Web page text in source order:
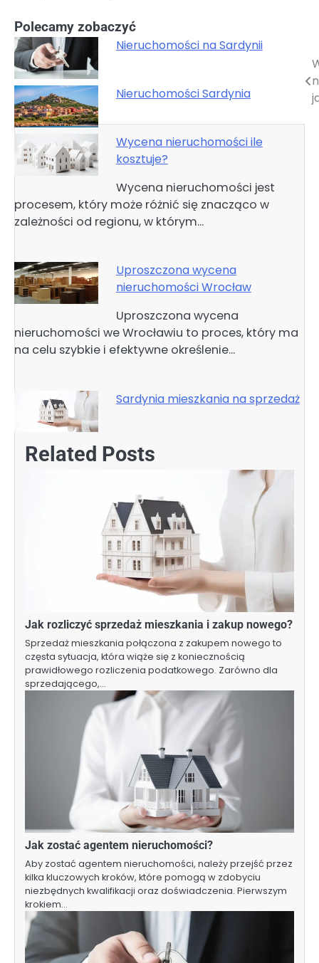
Polecamy zobaczyć
Nieruchomości na Sardynii
Nieruchomości Sardynia
Wycena nieruchomości ile
kosztuje?
Wycena nieruchomości jest
procesem, który może różnić się znacząco w
zależności od regionu, w którym…
Uproszczona wycena
nieruchomości Wrocław
Uproszczona wycena
nieruchomości we Wrocławiu to proces, który ma
na celu szybkie i efektywne określenie…
Sardynia mieszkania na sprzedaż
Nawigacja
wpisu
Related Posts
Jak rozliczyć sprzedaż mieszkania i zakup nowego?
Sprzedaż mieszkania połączona z zakupem nowego to
częsta sytuacja, która wiąże się z koniecznością
prawidłowego rozliczenia podatkowego. Zarówno dla
sprzedającego,…
Jak zostać agentem nieruchomości?
Aby zostać agentem nieruchomości, należy przejść przez
kilka kluczowych kroków, które pomogą w zdobyciu
niezbędnych kwalifikacji oraz doświadczenia. Pierwszym
krokiem…